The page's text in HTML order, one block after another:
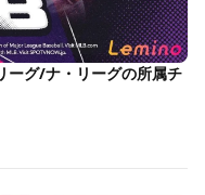
ーグ/ナ・リーグの所属チ